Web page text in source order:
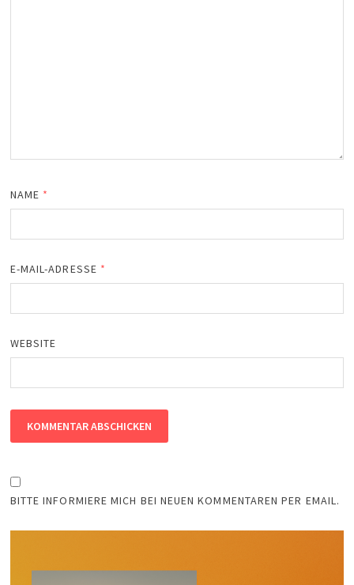
NAME *
E-MAIL-ADRESSE *
WEBSITE
BITTE INFORMIERE MICH BEI NEUEN KOMMENTAREN PER EMAIL.